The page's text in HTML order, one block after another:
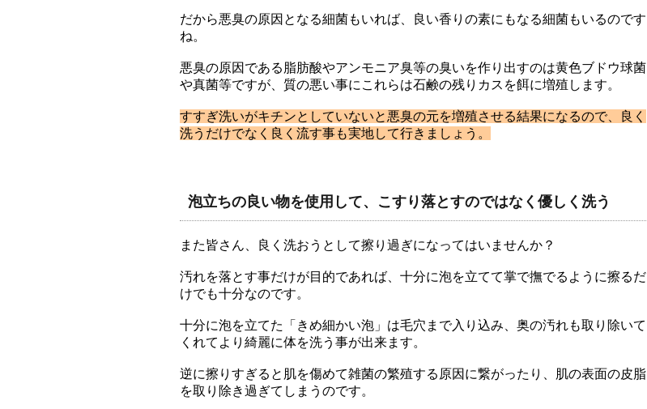
だから悪臭の原因となる細菌もいれば、良い香りの素にもなる細菌もいるのです
ね。
悪臭の原因である脂肪酸やアンモニア臭等の臭いを作り出すのは黄色ブドウ球菌
や真菌等ですが、質の悪い事にこれらは石鹸の残りカスを餌に増殖します。
すすぎ洗いがキチンとしていないと悪臭の元を増殖させる結果になるので、良く
洗うだけでなく良く流す事も実地して行きましょう。
泡立ちの良い物を使用して、こすり落とすのではなく優しく洗う
また皆さん、良く洗おうとして擦り過ぎになってはいませんか？
汚れを落とす事だけが目的であれば、十分に泡を立てて掌で撫でるように擦るだ
けでも十分なのです。
十分に泡を立てた「きめ細かい泡」は毛穴まで入り込み、奥の汚れも取り除いて
くれてより綺麗に体を洗う事が出来ます。
逆に擦りすぎると肌を傷めて雑菌の繁殖する原因に繋がったり、肌の表面の皮脂
を取り除き過ぎてしまうのです。